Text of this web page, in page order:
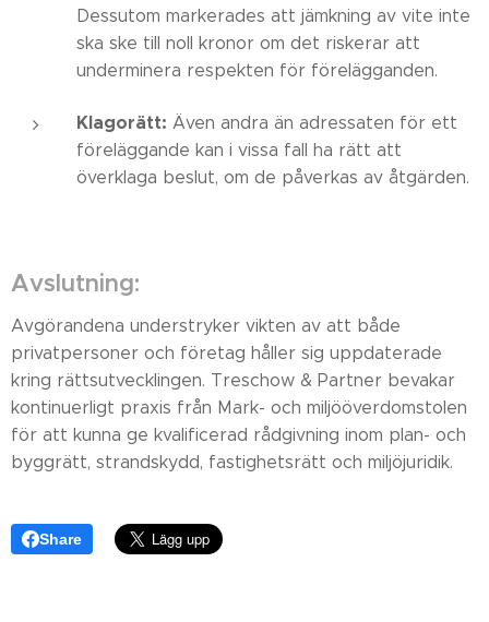
Dessutom markerades att jämkning av vite inte
ska ske till noll kronor om det riskerar att
underminera respekten för förelägganden.
Klagorätt: Även andra än adressaten för ett
föreläggande kan i vissa fall ha rätt att
överklaga beslut, om de påverkas av åtgärden.
Avslutning:
Avgörandena understryker vikten av att både
privatpersoner och företag håller sig uppdaterade
kring rättsutvecklingen. Treschow & Partner bevakar
kontinuerligt praxis från Mark- och miljööverdomstolen
för att kunna ge kvalificerad rådgivning inom plan- och
byggrätt, strandskydd, fastighetsrätt och miljöjuridik.
Share